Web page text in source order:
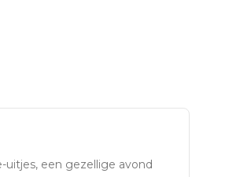
een gezellige avond